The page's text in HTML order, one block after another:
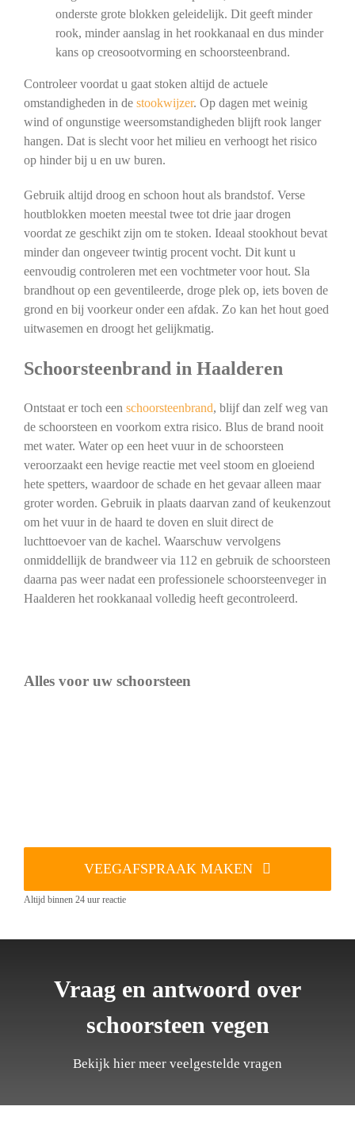
onderste grote blokken geleidelijk. Dit geeft minder
rook, minder aanslag in het rookkanaal en dus minder
kans op creosootvorming en schoorsteenbrand.
Controleer voordat u gaat stoken altijd de actuele
omstandigheden in de stookwijzer. Op dagen met weinig
wind of ongunstige weersomstandigheden blijft rook langer
hangen. Dat is slecht voor het milieu en verhoogt het risico
op hinder bij u en uw buren.
Gebruik altijd droog en schoon hout als brandstof. Verse
houtblokken moeten meestal twee tot drie jaar drogen
voordat ze geschikt zijn om te stoken. Ideaal stookhout bevat
minder dan ongeveer twintig procent vocht. Dit kunt u
eenvoudig controleren met een vochtmeter voor hout. Sla
brandhout op een geventileerde, droge plek op, iets boven de
grond en bij voorkeur onder een afdak. Zo kan het hout goed
uitwasemen en droogt het gelijkmatig.
Schoorsteenbrand in Haalderen
Ontstaat er toch een schoorsteenbrand, blijf dan zelf weg van
de schoorsteen en voorkom extra risico. Blus de brand nooit
met water. Water op een heet vuur in de schoorsteen
veroorzaakt een hevige reactie met veel stoom en gloeiend
hete spetters, waardoor de schade en het gevaar alleen maar
groter worden. Gebruik in plaats daarvan zand of keukenzout
om het vuur in de haard te doven en sluit direct de
luchttoevoer van de kachel. Waarschuw vervolgens
onmiddellijk de brandweer via 112 en gebruik de schoorsteen
daarna pas weer nadat een professionele schoorsteenveger in
Haalderen het rookkanaal volledig heeft gecontroleerd.
Alles voor uw schoorsteen
VEEGAFSPRAAK MAKEN
Altijd binnen 24 uur reactie
Vraag en antwoord over
schoorsteen vegen
Bekijk hier meer veelgestelde vragen